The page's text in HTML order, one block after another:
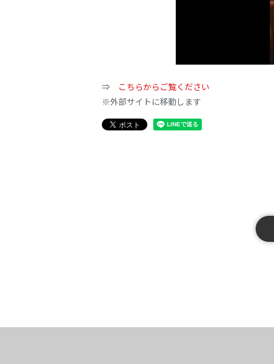
⇒ こちらからご覧ください
※外部サイトに移動します